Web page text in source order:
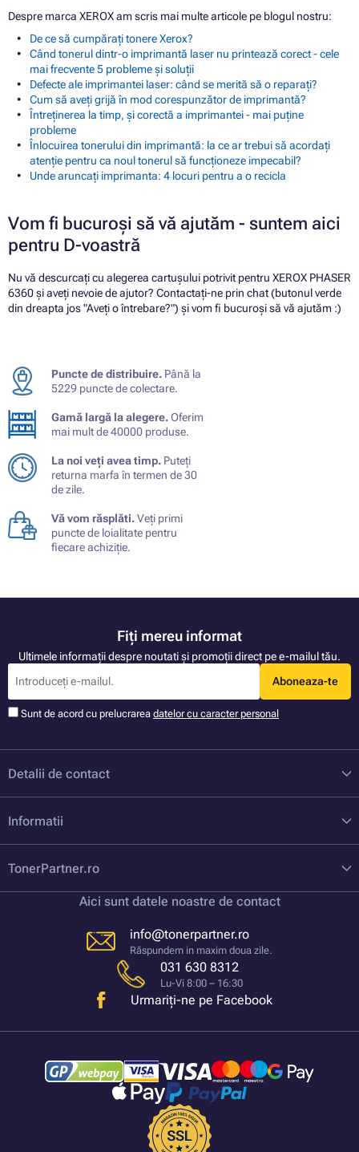
Despre marca XEROX am scris mai multe articole pe blogul nostru:
De ce să cumpărați tonere Xerox?
Când tonerul dintr-o imprimantă laser nu printează corect - cele
mai frecvente 5 probleme și soluții
Defecte ale imprimantei laser: când se merită să o reparați?
Cum să aveți grijă în mod corespunzător de imprimantă?
Întreținerea la timp, și corectă a imprimantei - mai puține
probleme
Înlocuirea tonerului din imprimantă: la ce ar trebui să acordați
atenție pentru ca noul tonerul să funcționeze impecabil?
Unde aruncați imprimanta: 4 locuri pentru a o recicla
Vom fi bucuroși să vă ajutăm - suntem aici
pentru D-voastră
Nu vă descurcați cu alegerea cartușului potrivit pentru XEROX PHASER
6360 și aveți nevoie de ajutor? Contactați-ne prin chat (butonul verde
din dreapta jos "Aveți o întrebare?") și vom fi bucuroși să vă ajutăm :)
Puncte de distribuire. Până la
5229 puncte de colectare.
Gamă largă la alegere.Oferim
mai mult de 40000 produse.
La noi veți avea timp. Puteți
returna marfa în termen de 30
de zile.
Vă vom răsplăti.Veți primi
puncte de loialitate pentru
fiecare achiziție.
Fiți mereu informat
Ultimele informații despre noutati și promoții direct pe e-mailul tău.
Aboneaza-te
Sunt de acord cu prelucrarea datelor cu caracter personal
Detalii de contact
Informatii
TonerPartner.ro
Aici sunt datele noastre de contact
info@tonerpartner.ro
Răspundem in maxim doua zile.
031 630 8312
Lu-Vi 8:00 – 16:30
Urmariți-ne pe Facebook